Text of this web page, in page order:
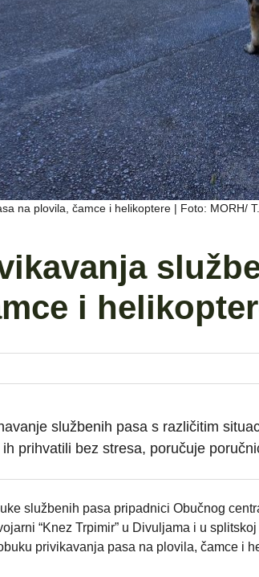
na plovila, čamce i helikoptere | Foto: MORH/
i
službenih pasa s različitim
prihvatili bez stresa, poručuje
službenih pasa pripadnici Obučnog
“Knez Trpimir” u Divuljama i u
privikavanja pasa na plovila, čamce i